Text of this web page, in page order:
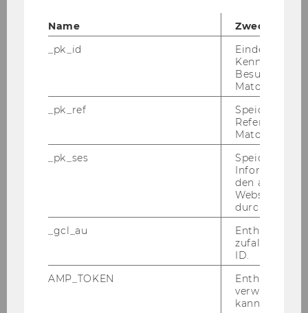
Mitarbeiter*innen
Recherche
Benützung
Name
Zweck
_pk_id
Eindeutige
Besuchers
Matomo.
_pk_ref
Speicherung
Referrers
Matomo.
_pk_ses
Speicherung
den aktuellen
durch
_gcl_au
Enthält eine
ID.
AMP_TOKEN
Enthält ein
verwendet
kann, um